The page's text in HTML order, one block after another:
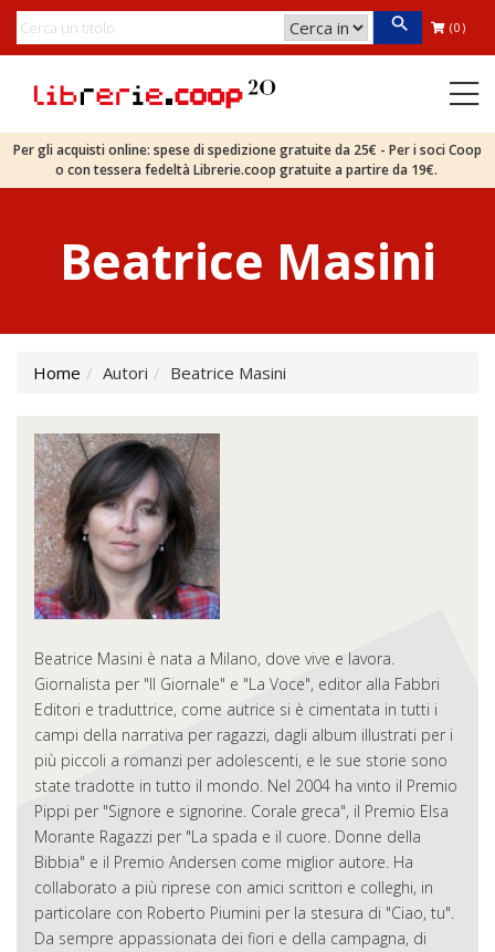
(0)
Per gli acquisti online: spese di spedizione gratuite da 25€ - Per i soci Coop
o con tessera fedeltà Librerie.coop gratuite a partire da 19€.
Beatrice Masini
Home Autori Beatrice Masini
Beatrice Masini è nata a Milano, dove vive e lavora.
Giornalista per "Il Giornale" e "La Voce", editor alla Fabbri
Editori e traduttrice, come autrice si è cimentata in tutti i
campi della narrativa per ragazzi, dagli album illustrati per i
più piccoli a romanzi per adolescenti, e le sue storie sono
state tradotte in tutto il mondo. Nel 2004 ha vinto il Premio
Pippi per "Signore e signorine. Corale greca", il Premio Elsa
Morante Ragazzi per "La spada e il cuore. Donne della
Bibbia" e il Premio Andersen come miglior autore. Ha
collaborato a più riprese con amici scrittori e colleghi, in
particolare con Roberto Piumini per la stesura di "Ciao, tu".
Da sempre appassionata dei fiori e della campagna, di